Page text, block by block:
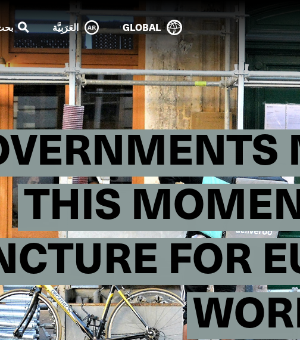
THIS
FOR
GLOBAL العَرَبِيَّة